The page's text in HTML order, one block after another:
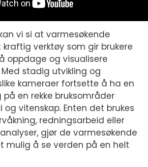
vi si at varmesøkende
verktøy som gir brukere
oppdage og visualisere
stadig utvikling og
kameraer fortsette å ha en
på en rekke bruksområder
og vitenskap. Enten det brukes
redningsarbeid eller
gjør de varmesøkende
mulig å se verden på en helt